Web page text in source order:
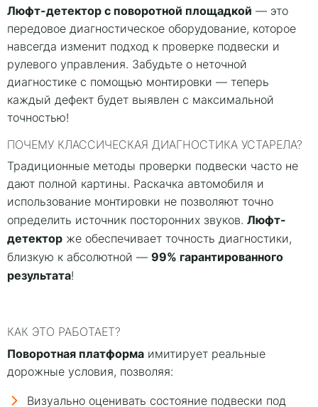
Люфт-детектор с поворотной площадкой — это
передовое диагностическое оборудование, которое
навсегда изменит подход к проверке подвески и
рулевого управления. Забудьте о неточной
диагностике с помощью монтировки — теперь
каждый дефект будет выявлен с максимальной
точностью!
ПОЧЕМУ КЛАССИЧЕСКАЯ ДИАГНОСТИКА УСТАРЕЛА?
Традиционные методы проверки подвески часто не
дают полной картины. Раскачка автомобиля и
использование монтировки не позволяют точно
определить источник посторонних звуков. Люфт-
детектор же обеспечивает точность диагностики,
близкую к абсолютной — 99% гарантированного
результата!
КАК ЭТО РАБОТАЕТ?
Поворотная платформа имитирует реальные
дорожные условия, позволяя:
Визуально оценивать состояние подвески под